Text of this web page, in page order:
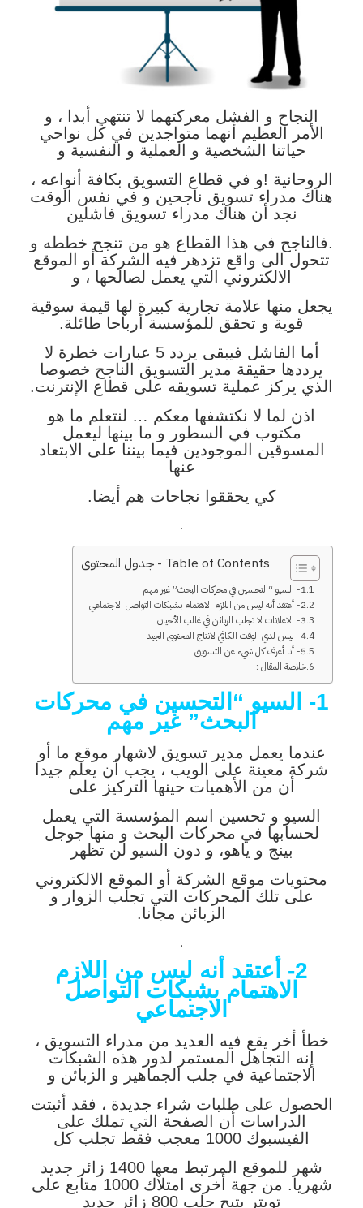
النجاح و الفشل معركتهما لا تنتهي أبدا ، و
الأمر العظيم أنهما متواجدين في كل نواحي
حياتنا الشخصية و العملية و النفسية و
الروحانية !و في قطاع التسويق بكافة أنواعه ،
هناك مدراء تسويق ناجحين و في نفس الوقت
نجد أن هناك مدراء تسويق فاشلين
.فالناجح في هذا القطاع هو من تنجح خططه و
تتحول الى واقع تزدهر فيه الشركة أو الموقع
الالكتروني التي يعمل لصالحها ، و
يجعل منها علامة تجارية كبيرة لها قيمة سوقية
قوية و تحقق للمؤسسة أرباحا طائلة.
أما الفاشل فيبقى يردد 5 عبارات خطرة لا
يرددها حقيقة مدير التسويق الناجح خصوصا
الذي يركز عملية تسويقه على قطاع الإنترنت.
اذن لما لا نكتشفها معكم … لنتعلم ما هو
مكتوب في السطور و ما بينها ليعمل
المسوقين الموجودين فيما بيننا على الابتعاد
عنها
كي يحققوا نجاحات هم أيضا.
.
Table of Contents - جدول المحتوى
1- السيو “التحسين في محركات البحث” غير مهم
2- أعتقد أنه ليس من اللازم الاهتمام بشبكات التواصل الاجتماعي
3- الاعلانات لا تجلب الزبائن في غالب الأحيان
4- ليس لدي الوقت الكافي لانتاج المحتوى الجيد
5- أنا أعرف كل شيء عن التسويق
خلاصة المقال :
1- السيو “التحسين في محركات
البحث” غير مهم
عندما يعمل مدير تسويق لاشهار موقع ما أو
شركة معينة على الويب ، يجب أن يعلم جيدا
أن من الأهميات حينها التركيز على
السيو و تحسين اسم المؤسسة التي يعمل
لحسابها في محركات البحث و منها جوجل
بينج و ياهو، و دون السيو لن تظهر
محتويات موقع الشركة أو الموقع الالكتروني
على تلك المحركات التي تجلب الزوار و
الزبائن مجانا.
.
2- أعتقد أنه ليس من اللازم
الاهتمام بشبكات التواصل
الاجتماعي
خطأ أخر يقع فيه العديد من مدراء التسويق ،
إنه التجاهل المستمر لدور هذه الشبكات
الاجتماعية في جلب الجماهير و الزبائن و
الحصول على طلبات شراء جديدة ، فقد أثبتت
الدراسات أن الصفحة التي تملك على
الفيسبوك 1000 معجب فقط تجلب كل
شهر للموقع المرتبط معها 1400 زائر جديد
شهريا. من جهة أخرى امتلاك 1000 متابع على
تويتر يتيح جلب 800 زائر جديد